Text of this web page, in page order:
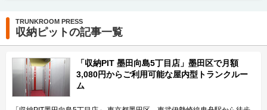
TRUNKROOM PRESS
収納ピットの記事一覧
「収納PIT 墨田向島5丁目店」墨田区で月額
3,080円からご利用可能な屋内型トランクルー
ム